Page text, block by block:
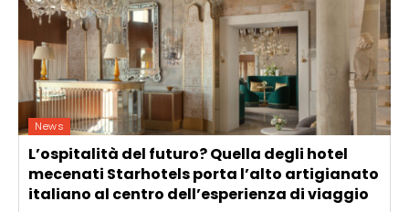
News
L’ospitalità del futuro? Quella degli hotel
mecenati Starhotels porta l’alto artigianato
italiano al centro dell’esperienza di viaggio